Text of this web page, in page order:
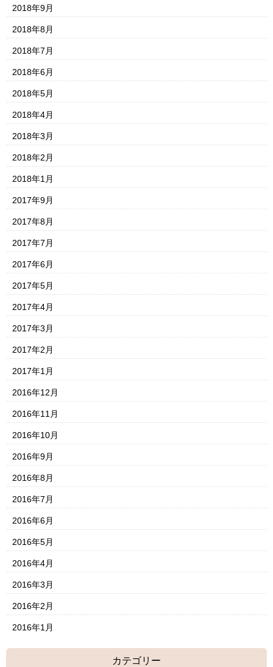
2018年9月
2018年8月
2018年7月
2018年6月
2018年5月
2018年4月
2018年3月
2018年2月
2018年1月
2017年9月
2017年8月
2017年7月
2017年6月
2017年5月
2017年4月
2017年3月
2017年2月
2017年1月
2016年12月
2016年11月
2016年10月
2016年9月
2016年8月
2016年7月
2016年6月
2016年5月
2016年4月
2016年3月
2016年2月
2016年1月
カテゴリー